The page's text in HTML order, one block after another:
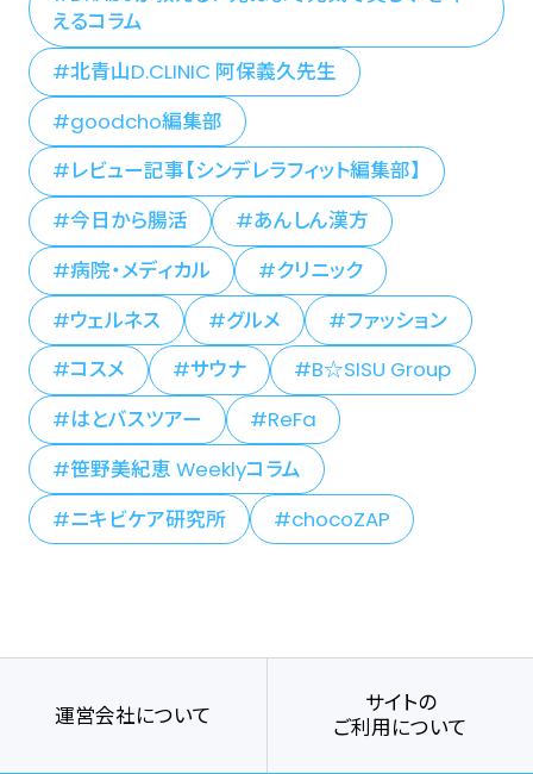
えるコラム
北青山D.CLINIC 阿保義久先生
goodcho編集部
レビュー記事【シンデレラフィット編集部】
今日から腸活
あんしん漢方
病院・メディカル
クリニック
ウェルネス
グルメ
ファッション
コスメ
サウナ
B☆SISU Group
はとバスツアー
ReFa
笹野美紀恵 Weeklyコラム
ニキビケア研究所
chocoZAP
運営会社について
サイトの
ご利用について